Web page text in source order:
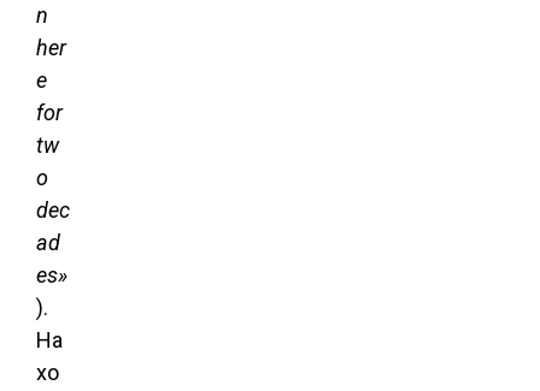
n
her
e
for
tw
o
dec
ad
es»
).
На
хо